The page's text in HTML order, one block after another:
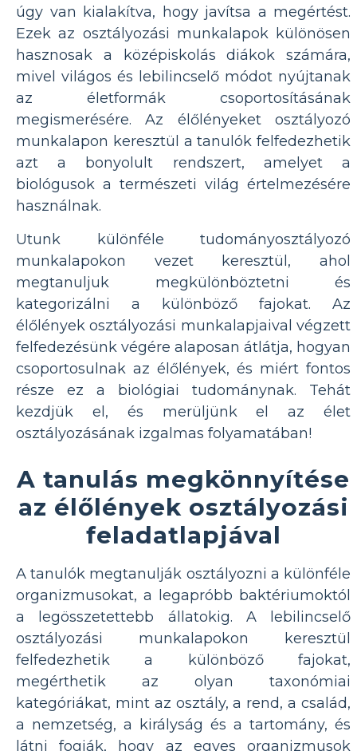
úgy van kialakítva, hogy javítsa a megértést.
Ezek az osztályozási munkalapok különösen
hasznosak a középiskolás diákok számára,
mivel világos és lebilincselő módot nyújtanak
az életformák csoportosításának
megismerésére. Az élőlényeket osztályozó
munkalapon keresztül a tanulók felfedezhetik
azt a bonyolult rendszert, amelyet a
biológusok a természeti világ értelmezésére
használnak.
Utunk különféle tudományosztályozó
munkalapokon vezet keresztül, ahol
megtanuljuk megkülönböztetni és
kategorizálni a különböző fajokat. Az
élőlények osztályozási munkalapjaival végzett
felfedezésünk végére alaposan átlátja, hogyan
csoportosulnak az élőlények, és miért fontos
része ez a biológiai tudománynak. Tehát
kezdjük el, és merüljünk el az élet
osztályozásának izgalmas folyamatában!
A tanulás megkönnyítése
az élőlények osztályozási
feladatlapjával
A tanulók megtanulják osztályozni a különféle
organizmusokat, a legapróbb baktériumoktól
a legösszetettebb állatokig. A lebilincselő
osztályozási munkalapokon keresztül
felfedezhetik a különböző fajokat,
megérthetik az olyan taxonómiai
kategóriákat, mint az osztály, a rend, a család,
a nemzetség, a királyság és a tartomány, és
látni fogják, hogy az egyes organizmusok